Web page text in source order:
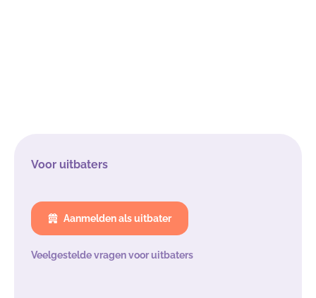
Voor uitbaters
Aanmelden als uitbater
Veelgestelde vragen voor uitbaters